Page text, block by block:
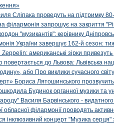
Сліпака проведуть на підтримку
філармонія запрошує на закриття
"музикантів": керівнику
України завершує 162-й сезон:
американські зірки
до Львова: Львівська
або Про виклики сучасного світу
Бориса Лятошинського
Будинок органної музики та
Василя Барвінського -
обласної філармонії проводять
інклюзивний концерт "Музика